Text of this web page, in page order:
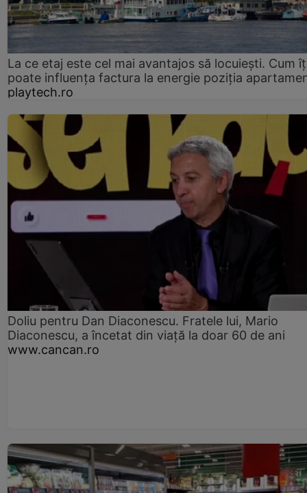
La ce etaj este cel mai avantajos să locuiești. Cum
poate influența factura la energie poziția
playtech.ro
Doliu pentru Dan Diaconescu. Fratele lui, Mario
Diaconescu, a încetat din viață la doar 60 de ani
www.cancan.ro